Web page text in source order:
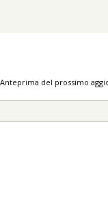
Anteprima del prossimo